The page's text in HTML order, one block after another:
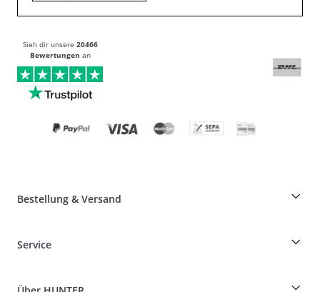
Sieh dir unsere 20466
Bewertungen an
Bestellung & Versand
Specials für Hundeprofis
Informationen zur Lieferung
Service